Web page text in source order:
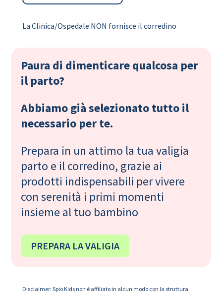
La Clinica/Ospedale NON fornisce il corredino
Paura di dimenticare qualcosa per
il parto?
Abbiamo già selezionato tutto il
necessario per te.
Prepara in un attimo la tua valigia
parto e il corredino, grazie ai
prodotti indispensabili per vivere
con serenità i primi momenti
insieme al tuo bambino
PREPARA LA VALIGIA
Disclaimer: Spio Kids non è affiliato in alcun modo con la struttura